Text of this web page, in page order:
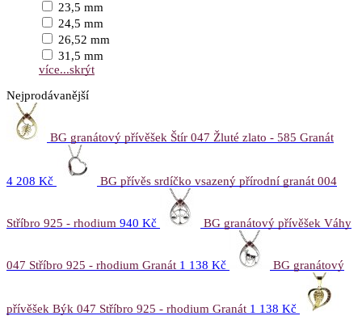
23,5 mm
24,5 mm
26,52 mm
31,5 mm
více...skrýt
Nejprodávanější
BG granátový přívěšek Štír 047 Žluté zlato - 585 Granát
4 208 Kč BG přívěs srdíčko vsazený přírodní granát 004
Stříbro 925 - rhodium 940 Kč BG granátový přívěšek Váhy
047 Stříbro 925 - rhodium Granát 1 138 Kč BG granátový
přívěšek Býk 047 Stříbro 925 - rhodium Granát 1 138 Kč